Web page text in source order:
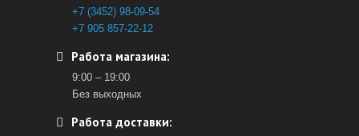
+7 (3452) 98-09-54
+7 905 857-22-12
Работа магазина:
9:00 – 19:00
Без выходных
Работа доставки: